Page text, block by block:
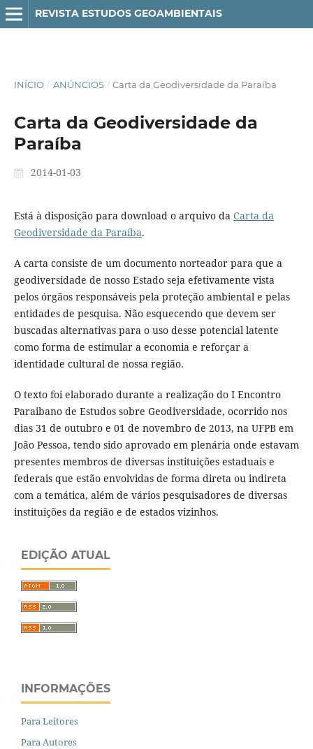
REVISTA ESTUDOS GEOAMBIENTAIS
INÍCIO / ANÚNCIOS / Carta da Geodiversidade da Paraíba
Carta da Geodiversidade da
Paraíba
2014-01-03
Está à disposição para download o arquivo da Carta da
Geodiversidade da Paraíba.
A carta consiste de um documento norteador para que a
geodiversidade de nosso Estado seja efetivamente vista
pelos órgãos responsáveis pela proteção ambiental e pelas
entidades de pesquisa. Não esquecendo que devem ser
buscadas alternativas para o uso desse potencial latente
como forma de estimular a economia e reforçar a
identidade cultural de nossa região.
O texto foi elaborado durante a realização do I Encontro
Paraibano de Estudos sobre Geodiversidade, ocorrido nos
dias 31 de outubro e 01 de novembro de 2013, na UFPB em
João Pessoa, tendo sido aprovado em plenária onde estavam
presentes membros de diversas instituições estaduais e
federais que estão envolvidas de forma direta ou indireta
com a temática, além de vários pesquisadores de diversas
instituições da região e de estados vizinhos.
EDIÇÃO ATUAL
INFORMAÇÕES
Para Leitores
Para Autores